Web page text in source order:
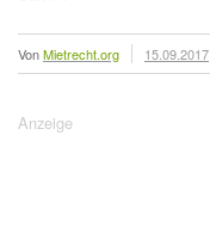
VonMietrecht.org 15.09.2017